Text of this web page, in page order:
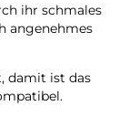
ihr schmales
angenehmes
damit ist das